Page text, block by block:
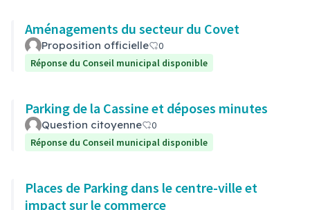
Aménagements du secteur du Covet
Proposition officielle
0
Réponse du Conseil municipal disponible
Parking de la Cassine et déposes minutes
Question citoyenne
0
Réponse du Conseil municipal disponible
Places de Parking dans le centre-ville et
impact sur le commerce